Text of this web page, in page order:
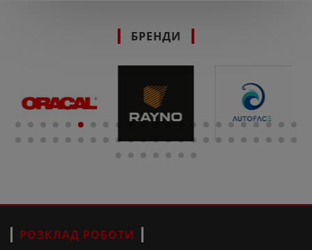
БРЕНДИ
РОЗКЛАД РОБОТИ